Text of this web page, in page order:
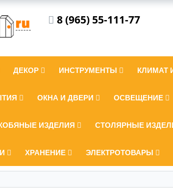
8 (965) 55-111-77
ДЕКОР ИНСТРУМЕНТЫ КЛИМАТ
ОКНА И ДВЕРИ ОСВЕЩЕНИЕ
ИЗДЕЛИЯ СТОЛЯРНЫЕ
ХРАНЕНИЕ ЭЛЕКТРОТОВАРЫ